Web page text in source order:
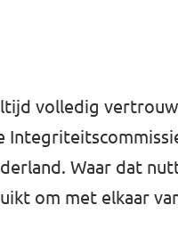
volledig
Waar dat
om met elkaar